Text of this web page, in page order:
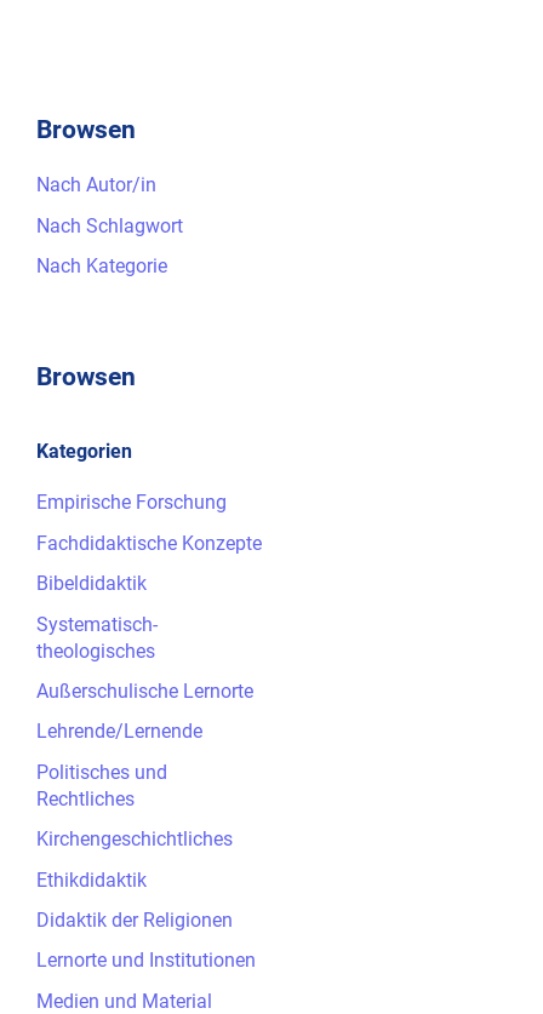
Browsen
Nach Autor/in
Nach Schlagwort
Nach Kategorie
Browsen
Kategorien
Empirische Forschung
Fachdidaktische Konzepte
Bibeldidaktik
Systematisch-
theologisches
Außerschulische Lernorte
Lehrende/Lernende
Politisches und
Rechtliches
Kirchengeschichtliches
Ethikdidaktik
Didaktik der Religionen
Lernorte und Institutionen
Medien und Material